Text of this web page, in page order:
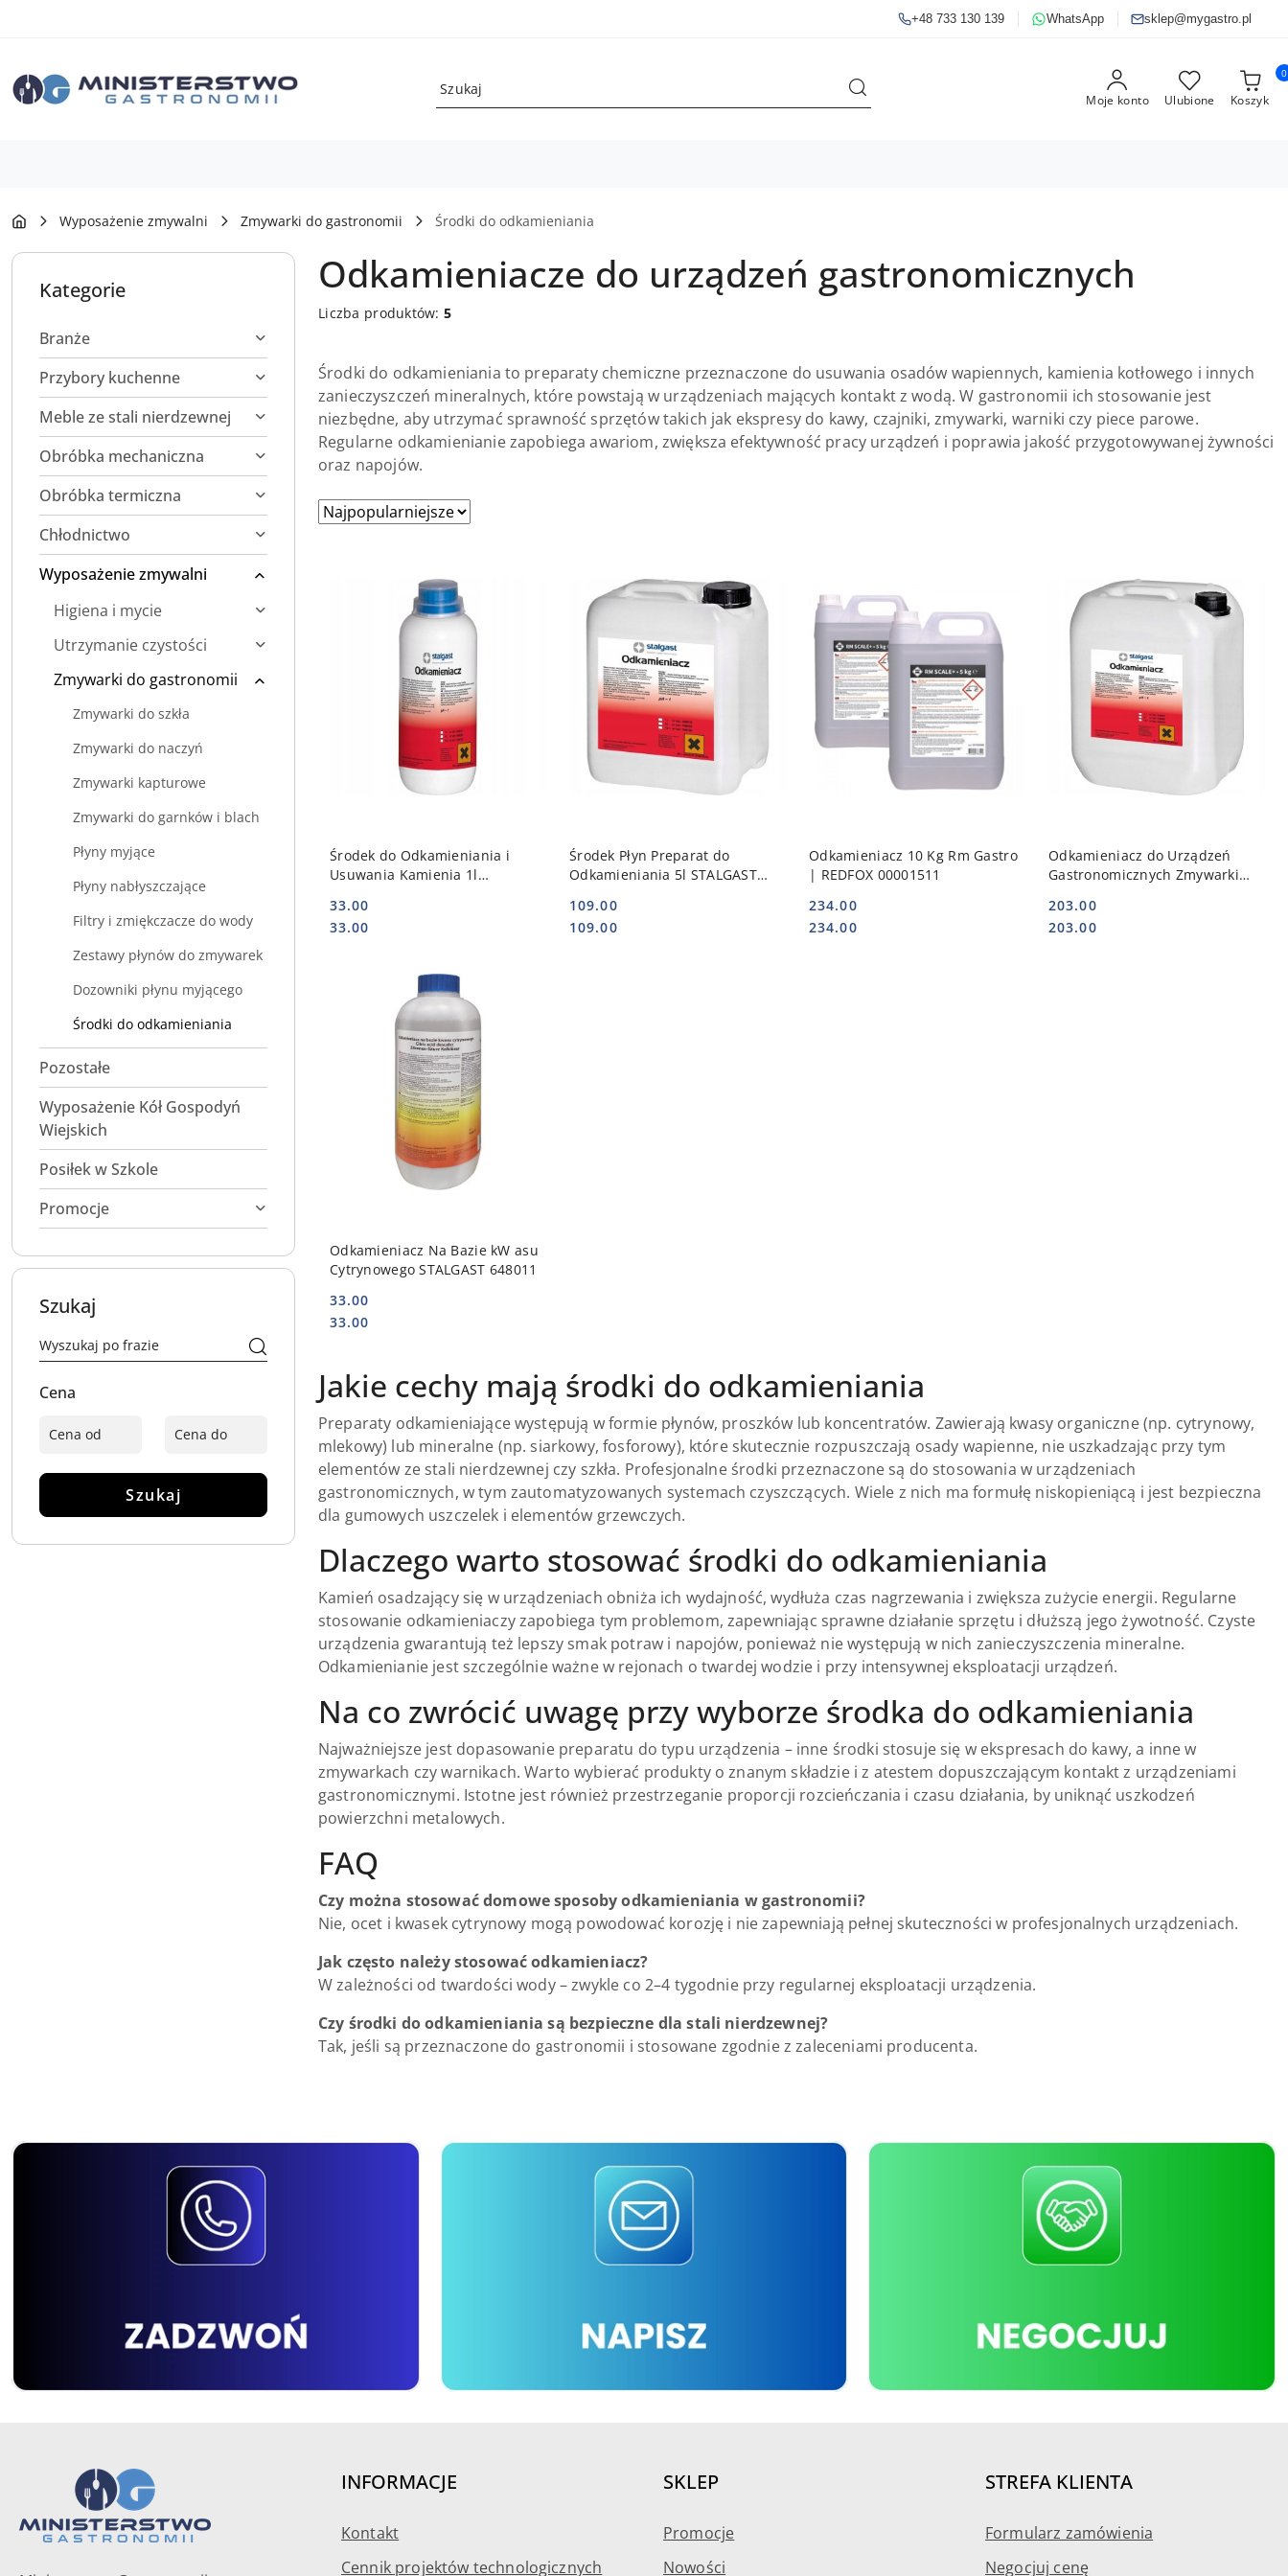
+48 733 130 139 WhatsApp sklep@mygastro.pl
Moje konto Ulubione Koszyk
0
Wyposażenie zmywalni Zmywarki do gastronomii Środki do odkamieniania
Kategorie
Branże
Przybory kuchenne
Meble ze stali nierdzewnej
Obróbka mechaniczna
Obróbka termiczna
Chłodnictwo
Wyposażenie zmywalni
Higiena i mycie
Utrzymanie czystości
Zmywarki do gastronomii
Zmywarki do szkła
Zmywarki do naczyń
Zmywarki kapturowe
Zmywarki do garnków i blach
Płyny myjące
Płyny nabłyszczające
Filtry i zmiękczacze do wody
Zestawy płynów do zmywarek
Dozowniki płynu myjącego
Środki do odkamieniania
Pozostałe
Wyposażenie Kół Gospodyń
Wiejskich
Posiłek w Szkole
Promocje
Szukaj
Cena
Szukaj
Odkamieniacze do urządzeń gastronomicznych
Liczba produktów:5
Środki do odkamieniania to preparaty chemiczne przeznaczone do usuwania osadów wapiennych, kamienia kotłowego i innych
zanieczyszczeń mineralnych, które powstają w urządzeniach mających kontakt z wodą. W gastronomii ich stosowanie jest
niezbędne, aby utrzymać sprawność sprzętów takich jak ekspresy do kawy, czajniki, zmywarki, warniki czy piece parowe.
Regularne odkamienianie zapobiega awariom, zwiększa efektywność pracy urządzeń i poprawia jakość przygotowywanej żywności
oraz napojów.
Zastosowano
Sortuj
według
Środek do Odkamieniania i
Usuwania Kamienia 1l
Cena:
33.00
Cena:
33.00
DO KOSZYKA
Środek Płyn Preparat do
Odkamieniania 5l STALGAST
Cena:
109.00
Cena:
109.00
DO KOSZYKA
Odkamieniacz 10 Kg Rm Gastro
| REDFOX 00001511
Cena:
234.00
Cena:
234.00
DO KOSZYKA
Odkamieniacz do Urządzeń
Gastronomicznych Zmywarki
Cena:
203.00
Cena:
203.00
DO KOSZYKA
Odkamieniacz Na Bazie kW asu
Cytrynowego STALGAST 648011
Cena:
33.00
Cena:
33.00
DO KOSZYKA
Jakie cechy mają środki do odkamieniania
Preparaty odkamieniające występują w formie płynów, proszków lub koncentratów. Zawierają kwasy organiczne (np. cytrynowy,
mlekowy) lub mineralne (np. siarkowy, fosforowy), które skutecznie rozpuszczają osady wapienne, nie uszkadzając przy tym
elementów ze stali nierdzewnej czy szkła. Profesjonalne środki przeznaczone są do stosowania w urządzeniach
gastronomicznych, w tym zautomatyzowanych systemach czyszczących. Wiele z nich ma formułę niskopieniącą i jest bezpieczna
dla gumowych uszczelek i elementów grzewczych.
Dlaczego warto stosować środki do odkamieniania
Kamień osadzający się w urządzeniach obniża ich wydajność, wydłuża czas nagrzewania i zwiększa zużycie energii. Regularne
stosowanie odkamieniaczy zapobiega tym problemom, zapewniając sprawne działanie sprzętu i dłuższą jego żywotność. Czyste
urządzenia gwarantują też lepszy smak potraw i napojów, ponieważ nie występują w nich zanieczyszczenia mineralne.
Odkamienianie jest szczególnie ważne w rejonach o twardej wodzie i przy intensywnej eksploatacji urządzeń.
Na co zwrócić uwagę przy wyborze środka do odkamieniania
Najważniejsze jest dopasowanie preparatu do typu urządzenia – inne środki stosuje się w ekspresach do kawy, a inne w
zmywarkach czy warnikach. Warto wybierać produkty o znanym składzie i z atestem dopuszczającym kontakt z urządzeniami
gastronomicznymi. Istotne jest również przestrzeganie proporcji rozcieńczania i czasu działania, by uniknąć uszkodzeń
powierzchni metalowych.
FAQ
Czy można stosować domowe sposoby odkamieniania w gastronomii?
Nie, ocet i kwasek cytrynowy mogą powodować korozję i nie zapewniają pełnej skuteczności w profesjonalnych urządzeniach.
Jak często należy stosować odkamieniacz?
W zależności od twardości wody – zwykle co 2–4 tygodnie przy regularnej eksploatacji urządzenia.
Czy środki do odkamieniania są bezpieczne dla stali nierdzewnej?
Tak, jeśli są przeznaczone do gastronomii i stosowane zgodnie z zaleceniami producenta.
INFORMACJE
Kontakt
Cennik projektów technologicznych
SKLEP
Promocje
Nowości
STREFA KLIENTA
Formularz zamówienia
Negocjuj cenę